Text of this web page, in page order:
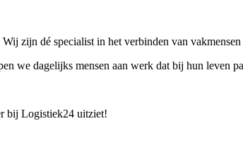
zijn dé specialist in het verbinden van
we dagelijks mensen aan werk dat bij hun leven
bij Logistiek24 uitziet!